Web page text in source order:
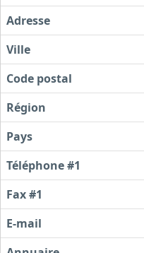
Adresse
Ville
Code postal
Région
Pays
Téléphone #1
Fax #1
E-mail